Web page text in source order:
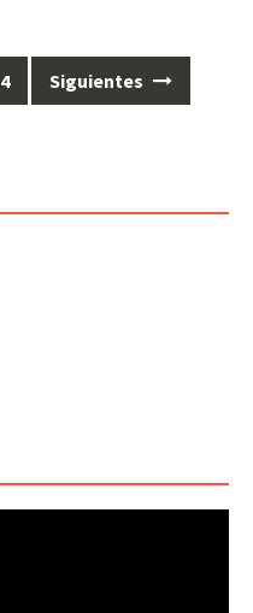
4 Siguientes